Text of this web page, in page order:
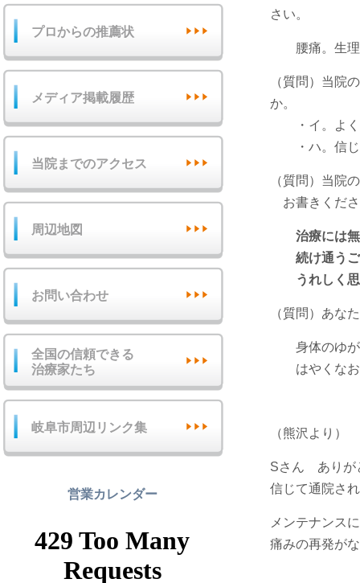
さい。
腰痛。生理
（質問）当院
か。
・イ。よく
・ハ。信
（質問）当院
お書きくだ
治療には
続け通うご
うれしく思
（質問）あな
身体のゆが
はやくなお
（熊沢より）
Sさん ありが
信じて通院さ
メンテナンス
痛みの再発が
プロからの推薦状
メディア掲載履歴
当院までのアクセス
周辺地図
お問い合わせ
全国の信頼できる
治療家たち
岐阜市周辺リンク集
営業カレンダー